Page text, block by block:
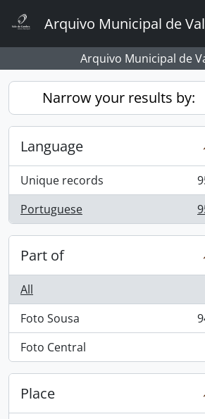
Arquivo Municipal de
Arquivo Municipal de
Narrow your results by:
Language
Unique records
, 950 results
Portuguese
, 950 results
Part of
All
Foto Sousa
, 949 results
Foto Central
, 1 results
Place